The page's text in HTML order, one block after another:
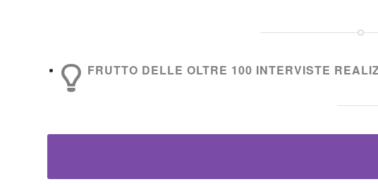
FRUTTO DELLE OLTRE 100 INTERVISTE